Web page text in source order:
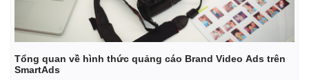
Tổng quan về hình thức quảng cáo Brand Video Ads trên
SmartAds